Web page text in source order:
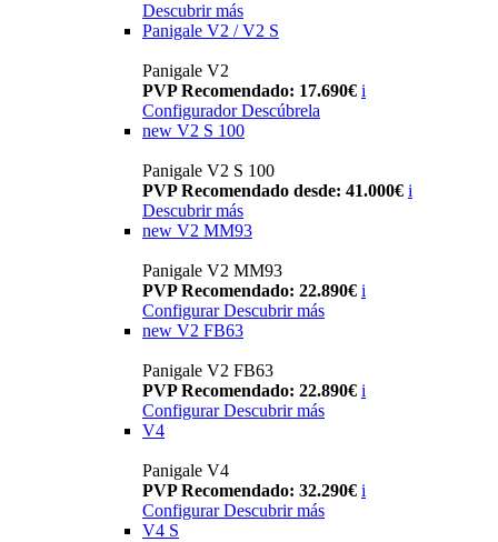
Descubrir más
Panigale V2 / V2 S
Panigale V2
PVP Recomendado: 17.690€ i
Configurador Descúbrela
new V2 S 100
Panigale V2 S 100
PVP Recomendado desde: 41.000€ i
Descubrir más
new V2 MM93
Panigale V2 MM93
PVP Recomendado: 22.890€ i
Configurar Descubrir más
new V2 FB63
Panigale V2 FB63
PVP Recomendado: 22.890€ i
Configurar Descubrir más
V4
Panigale V4
PVP Recomendado: 32.290€ i
Configurar Descubrir más
V4 S